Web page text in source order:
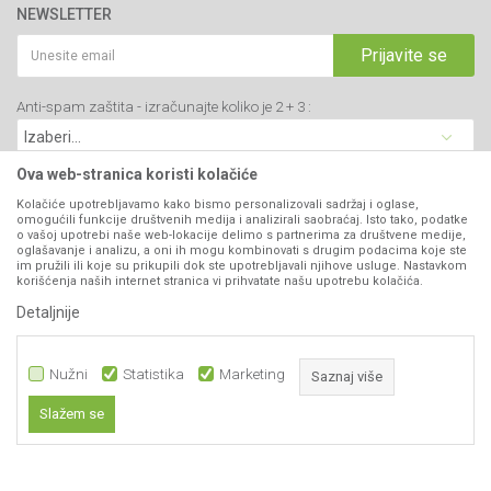
webshop@agromarket.rs
PIB: 102135221
Matični broj: 07593252
Brendovi
Katalozi
Blog
Najčešća pitanja
Politika privatnosti
Kako kupiti
Isporuka
Click & Collect
Načini plaćanja
Plaćanje karticama
Web kredit Raiffeisen banke
Pravo na odustajanje
Reklamacije
Zamena artikala
NEWSLETTER
Prijavite se
Anti-spam zaštita - izračunajte koliko je 2 + 3 :
VIBER I SMS NEWSLETTER
Prijavite se
PRATITE NAS
Ova web-stranica koristi kolačiće
Kolačiće upotrebljavamo kako bismo personalizovali sadržaj i oglase,
omogućili funkcije društvenih medija i analizirali saobraćaj. Isto tako, podatke
o vašoj upotrebi naše web-lokacije delimo s partnerima za društvene medije,
oglašavanje i analizu, a oni ih mogu kombinovati s drugim podacima koje ste
im pružili ili koje su prikupili dok ste upotrebljavali njihove usluge. Nastavkom
korišćenja naših internet stranica vi prihvatate našu upotrebu kolačića.
Detaljnije
Nužni Statistika Marketing Saznaj više
Slažem se